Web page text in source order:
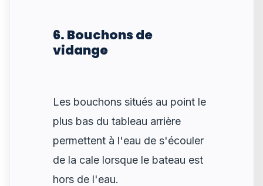
6. Bouchons de
vidange
Les bouchons situés au point le
plus bas du tableau arrière
permettent à l'eau de s'écouler
de la cale lorsque le bateau est
hors de l'eau.